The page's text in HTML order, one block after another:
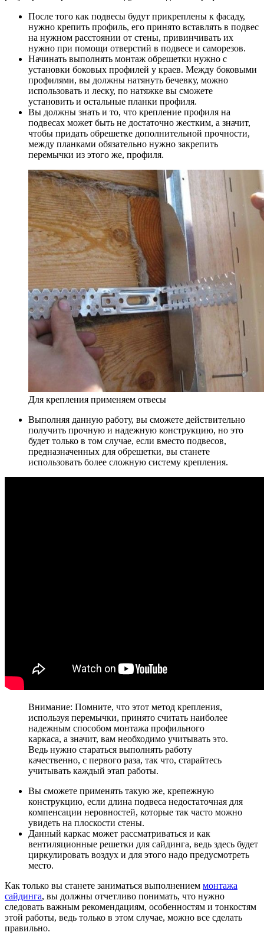
После того как подвесы будут прикреплены к фасаду,
нужно крепить профиль, его принято вставлять в подвес
на нужном расстоянии от стены, привинчивать их
нужно при помощи отверстий в подвесе и саморезов.
Начинать выполнять монтаж обрешетки нужно с
установки боковых профилей у краев. Между боковыми
профилями, вы должны натянуть бечевку, можно
использовать и леску, по натяжке вы сможете
установить и остальные планки профиля.
Вы должны знать и то, что крепление профиля на
подвесах может быть не достаточно жестким, а значит,
чтобы придать обрешетке дополнительной прочности,
между планками обязательно нужно закрепить
перемычки из этого же, профиля.
Для крепления применяем отвесы
Выполняя данную работу, вы сможете действительно
получить прочную и надежную конструкцию, но это
будет только в том случае, если вместо подвесов,
предназначенных для обрешетки, вы станете
использовать более сложную систему крепления.
Внимание: Помните, что этот метод крепления,
используя перемычки, принято считать наиболее
надежным способом монтажа профильного
каркаса, а значит, вам необходимо учитывать это.
Ведь нужно стараться выполнять работу
качественно, с первого раза, так что, старайтесь
учитывать каждый этап работы.
Вы сможете применять такую же, крепежную
конструкцию, если длина подвеса недостаточная для
компенсации неровностей, которые так часто можно
увидеть на плоскости стены.
Данный каркас может рассматриваться и как
вентиляционные решетки для сайдинга, ведь здесь будет
циркулировать воздух и для этого надо предусмотреть
место.
Как только вы станете заниматься выполнением монтажа
сайдинга, вы должны отчетливо понимать, что нужно
следовать важным рекомендациям, особенностям и тонкостям
этой работы, ведь только в этом случае, можно все сделать
правильно.